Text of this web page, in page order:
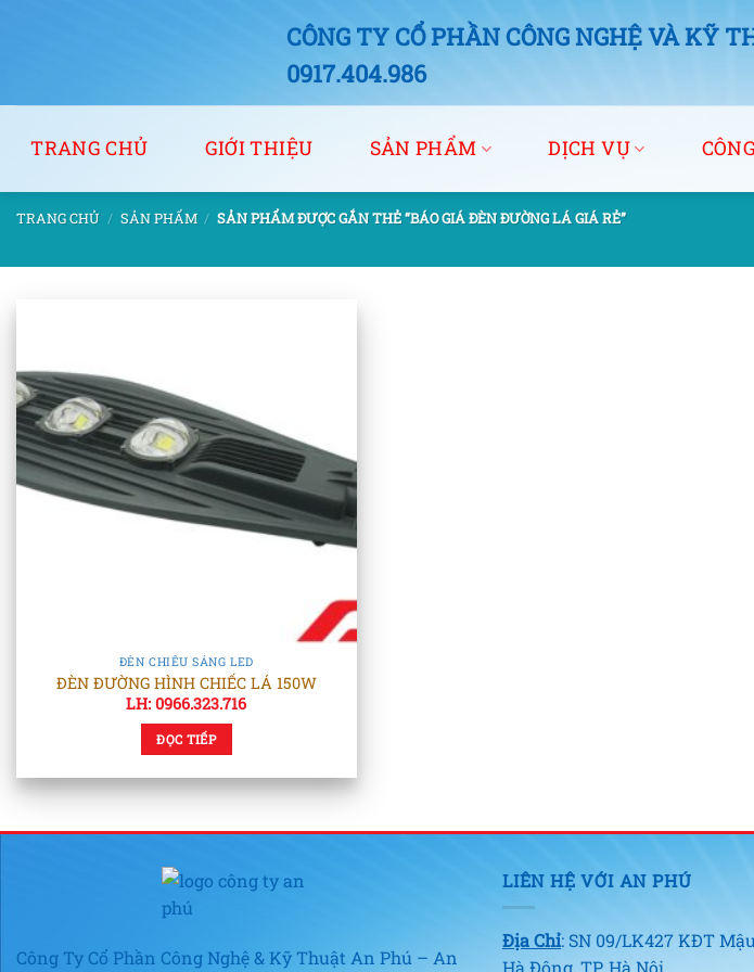
CÔNG TY CỔ PHẦN CÔNG NGHỆ VÀ KỸ
0917.404.986
TRANG CHỦ GIỚI THIỆU SẢN PHẨM DỊCH VỤ
TRANG CHỦ / SẢN PHẨM / SẢN PHẨM ĐƯỢC GẮN THẺ “BÁO GIÁ ĐÈN ĐƯỜNG LÁ GIÁ RẺ”
ĐÈN CHIẾU SÁNG LED
ĐÈN ĐƯỜNG HÌNH CHIẾC LÁ 150W
LH: 0966.323.716
ĐỌC TIẾP
Công Ty Cổ Phần Công Nghệ & Kỹ Thuật An Phú – An
LIÊN HỆ VỚI AN PHÚ
Địa Chỉ: SN 09/LK427 KĐT
Hà Đông, TP. Hà Nội